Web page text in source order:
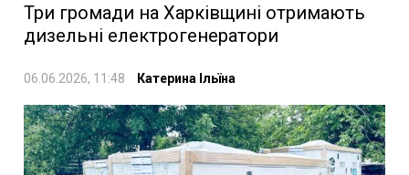
Три громади на Харківщині отримають
дизельні електрогенератори
06.06.2026, 11:48 Катерина Ільїна